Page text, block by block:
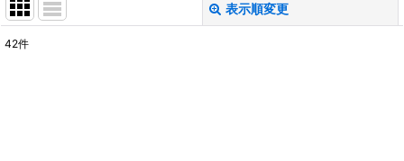
表示順変更
42件